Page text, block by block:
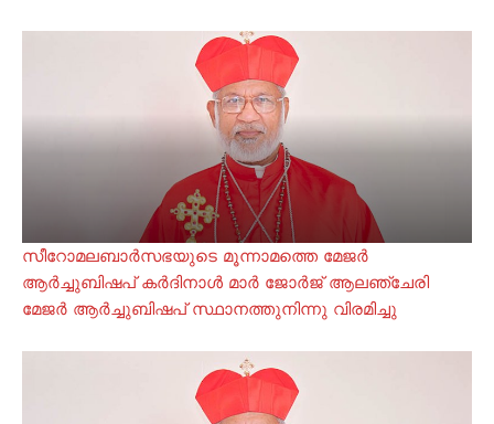
സീറോമലബാർസഭയുടെ മൂന്നാമത്തെ മേജർ
ആർച്ചുബിഷപ് കർദിനാൾ മാർ ജോർജ് ആലഞ്ചേരി
മേജർ ആർച്ചുബിഷപ് സ്ഥാനത്തുനിന്നു വിരമിച്ചു